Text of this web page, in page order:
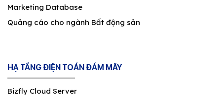
Marketing Database
Quảng cáo cho ngành Bất động sản
HẠ TẦNG ĐIỆN TOÁN ĐÁM MÂY
Bizfly Cloud Server